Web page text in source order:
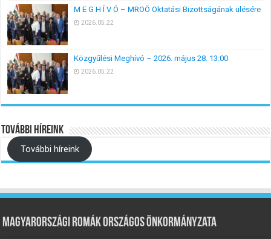
M E G H Í V Ó – MROÖ Oktatási Bizottságának ülésére
2026.05.22
Közgyűlési Meghívó – 2026. május 28. 13:00
2026.05.22
További híreink
További híreink
Magyarországi Romák Országos Önkormányzata